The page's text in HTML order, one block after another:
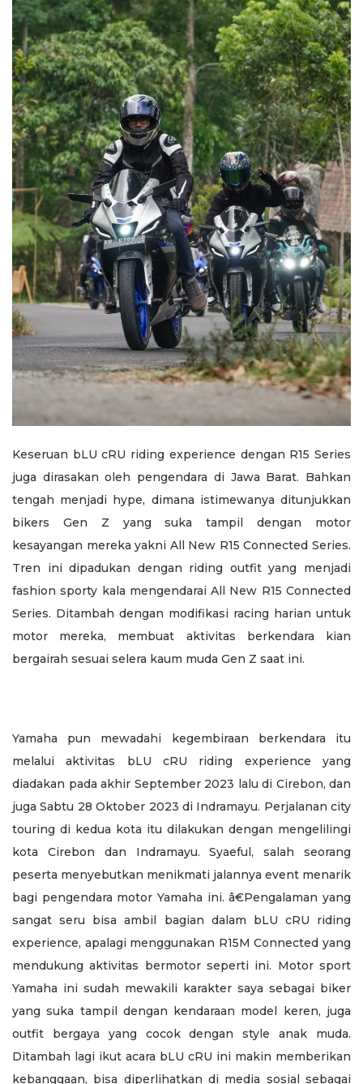
Keseruan bLU cRU riding experience dengan R15 Series
juga dirasakan oleh pengendara di Jawa Barat. Bahkan
tengah menjadi hype, dimana istimewanya ditunjukkan
bikers Gen Z yang suka tampil dengan motor
kesayangan mereka yakni All New R15 Connected Series.
Tren ini dipadukan dengan riding outfit yang menjadi
fashion sporty kala mengendarai All New R15 Connected
Series. Ditambah dengan modifikasi racing harian untuk
motor mereka, membuat aktivitas berkendara kian
bergairah sesuai selera kaum muda Gen Z saat ini.
Yamaha pun mewadahi kegembiraan berkendara itu
melalui aktivitas bLU cRU riding experience yang
diadakan pada akhir September 2023 lalu di Cirebon, dan
juga Sabtu 28 Oktober 2023 di Indramayu. Perjalanan city
touring di kedua kota itu dilakukan dengan mengelilingi
kota Cirebon dan Indramayu. Syaeful, salah seorang
peserta menyebutkan menikmati jalannya event menarik
bagi pengendara motor Yamaha ini. â€Pengalaman yang
sangat seru bisa ambil bagian dalam bLU cRU riding
experience, apalagi menggunakan R15M Connected yang
mendukung aktivitas bermotor seperti ini. Motor sport
Yamaha ini sudah mewakili karakter saya sebagai biker
yang suka tampil dengan kendaraan model keren, juga
outfit bergaya yang cocok dengan style anak muda.
Ditambah lagi ikut acara bLU cRU ini makin memberikan
kebanggaan, bisa diperlihatkan di media sosial sebagai